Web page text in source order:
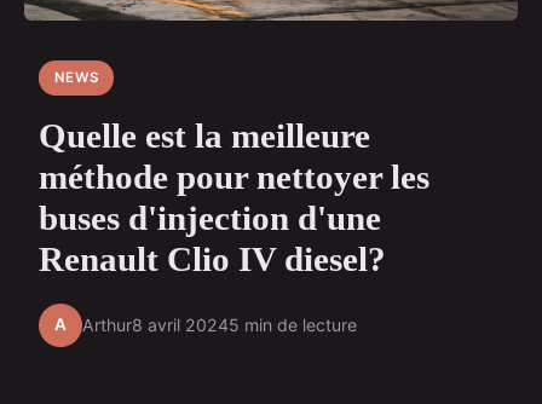
NEWS
Quelle est la meilleure
méthode pour nettoyer les
buses d'injection d'une
Renault Clio IV diesel?
A Arthur8 avril 20245 min de lecture